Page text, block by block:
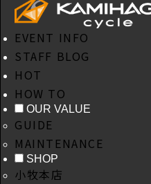
EVENT INFO
STAFF BLOG
HOT
HOW TO
OUR VALUE
GUIDE
MAINTENANCE
SHOP
小牧本店